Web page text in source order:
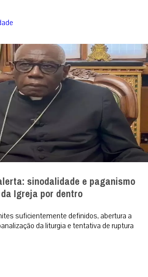
sinodalidade e paganismo
Igreja por dentro
suficientemente definidos, abertura a
da liturgia e tentativa de ruptura